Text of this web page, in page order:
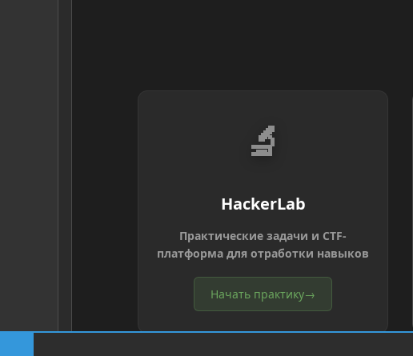
🔬
HackerLab
Практические задачи и CTF-
платформа для отработки навыков
Начать практику→